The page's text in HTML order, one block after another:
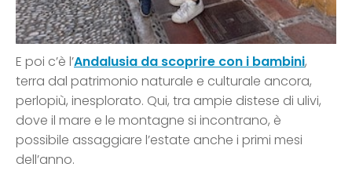
E poi c’è l’Andalusia da scoprire con i bambini,
terra dal patrimonio naturale e culturale ancora,
perlopiù, inesplorato. Qui, tra ampie distese di ulivi,
dove il mare e le montagne si incontrano, è
possibile assaggiare l’estate anche i primi mesi
dell’anno.